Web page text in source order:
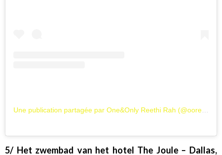
5/ Het zwembad van het hotel The Joule – Dallas,